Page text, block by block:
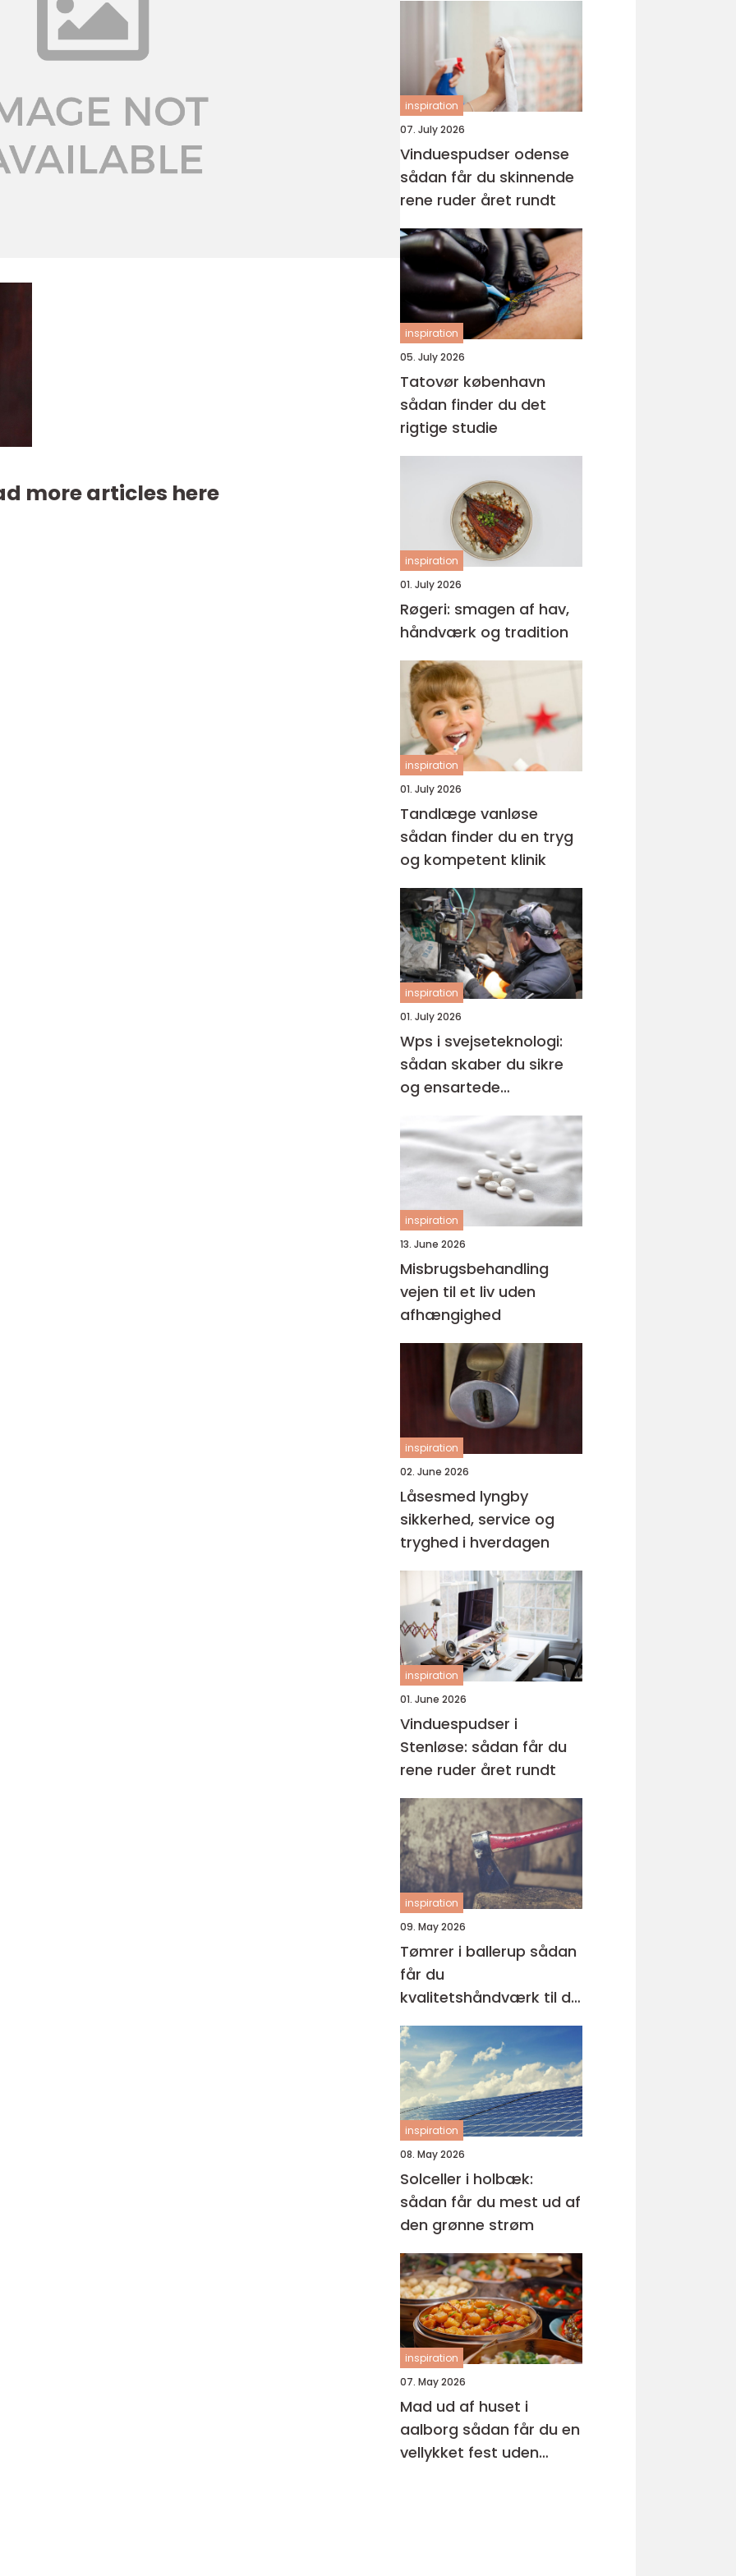
more articles here
inspiration
07. July 2026
Vinduespudser odense
sådan får du skinnende
rene ruder året rundt
inspiration
05. July 2026
Tatovør københavn
sådan finder du det
rigtige studie
inspiration
01. July 2026
Røgeri: smagen af hav,
håndværk og tradition
inspiration
01. July 2026
Tandlæge vanløse
sådan finder du en tryg
og kompetent klinik
inspiration
01. July 2026
Wps i svejseteknologi:
sådan skaber du sikre
og ensartede
inspiration
13. June 2026
Misbrugsbehandling
vejen til et liv uden
afhængighed
inspiration
02. June 2026
Låsesmed lyngby
sikkerhed, service og
tryghed i hverdagen
inspiration
01. June 2026
Vinduespudser i
Stenløse: sådan får du
rene ruder året rundt
inspiration
09. May 2026
Tømrer i ballerup sådan
får du
kvalitetshåndværk til dit
næste projekt
inspiration
08. May 2026
Solceller i holbæk:
sådan får du mest ud af
den grønne strøm
inspiration
07. May 2026
Mad ud af huset i
aalborg sådan får du en
vellykket fest uden